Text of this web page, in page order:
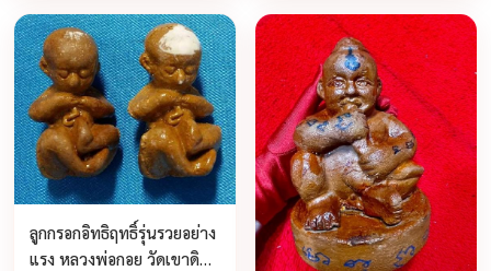
เมตตามหานิยมและเมตตา
ค้าขายเหมาะสำหรับเลี้ยงไว้เรียก
โชคลาภ ค้าขายเรียกลูกค้าเฝ้า
บ้านเรือกสวนไร่นา กันคนมาป้อง
ร้ายทำมิดีมิร้ายแก่เราสามารถมี
ฤทธิ์เป็นพรายกระซิบบอกเหตุร้าย
หรือข่าวดีที่กำลังจะมาถึง บอก
โชคลาภ ...
ลูกกรอกอิทธิฤทธิ์รุ่นรวยอย่าง
แรง หลวงพ่อกอย วัดเขาดิน